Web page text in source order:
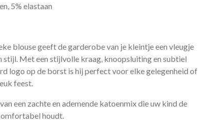
5% elastaan
blouse geeft de garderobe van je kleintje een vleugje
stijl. Met een stijlvolle kraag, knoopsluiting en subtiel
logo op de borst is hij perfect voor elke gelegenheid of
feest.
een zachte en ademende katoenmix die uw kind de
houdt.